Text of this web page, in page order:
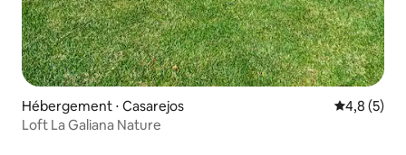
Hébergement ⋅ Casarejos Évaluation
4,8 (5)
Loft La Galiana Nature